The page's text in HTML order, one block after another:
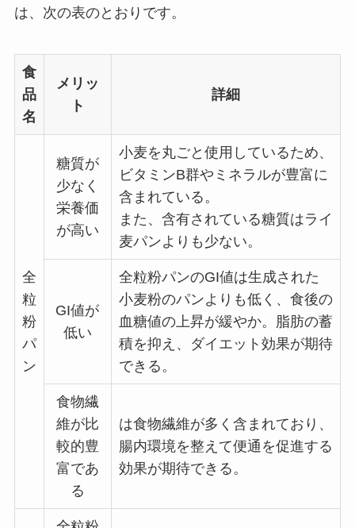
は、次の表のとおりです。
食
品
名
メリッ
ト
詳細
全
粒
粉
パ
ン
糖質が
少なく
栄養価
が高い
小麦を丸ごと使用しているため、
ビタミンB群やミネラルが豊富に
含まれている。
​また、含有されている糖質はライ
麦パンよりも少ない。
GI値が
低い
全粒粉パンのGI値は生成された
小麦粉のパンよりも低く、食後の
血糖値の上昇が緩やか。​脂肪の蓄
積を抑え、ダイエット効果が期待
できる。
食物繊
維が比
較的豊
富であ
る
​は食物繊維が多く含まれており、
腸内環境を整えて便通を促進する
効果が期待できる。